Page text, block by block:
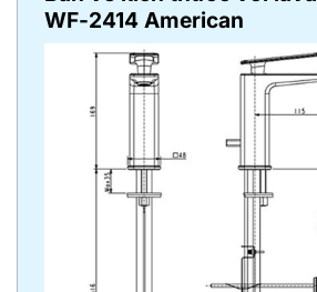
WF-2414 American